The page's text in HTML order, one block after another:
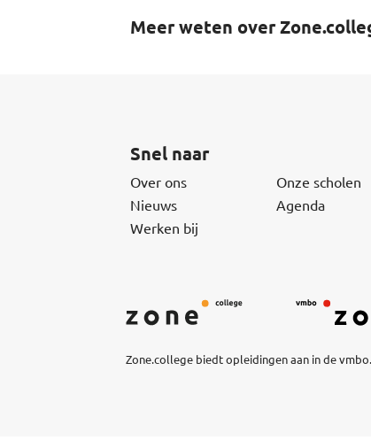
Meer weten over
Snel naar
Over ons
Onze scholen
Nieuws
Agenda
Werken bij
Zone.college biedt opleidingen aan in de